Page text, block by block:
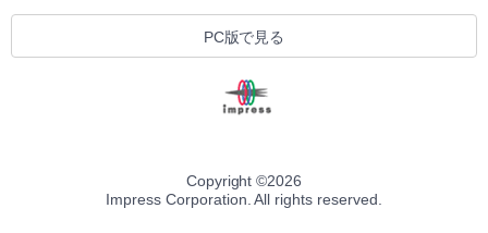
PC版で見る
Copyright ©2026
Impress Corporation. All rights reserved.